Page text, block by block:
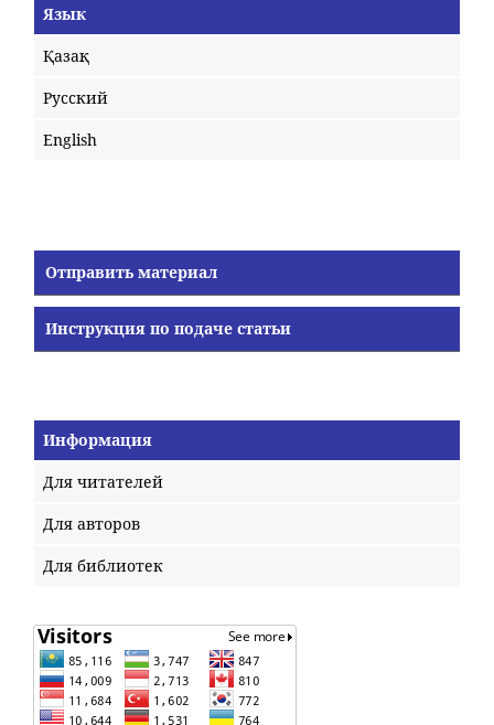
Язык
Қазақ
Русский
English
Отправить материал
Инструкция по подаче статьи
Информация
Для читателей
Для авторов
Для библиотек